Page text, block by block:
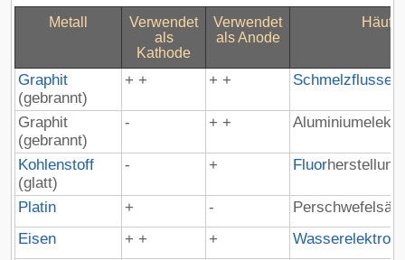
Metall
Verwendet
als
Kathode
Verwendet
als Anode
Graphit
(gebrannt)
+ + + +
Graphit
(gebrannt)
- + +
Kohlenstoff
(glatt)
- + Fluorherstellung
Platin + -
Eisen
+ + +